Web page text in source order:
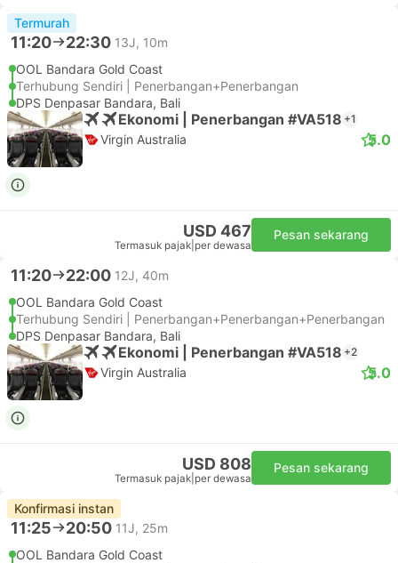
Termurah
11:20 22:30 13J, 10m
OOL Bandara Gold Coast
Terhubung Sendiri | Penerbangan+Penerbangan
DPS Denpasar Bandara, Bali
Ekonomi | Penerbangan #VA518 +1
Virgin Australia 5.0
USD 467
Termasuk pajak per dewasa
Pesan sekarang
11:20 22:00 12J, 40m
OOL Bandara Gold Coast
Terhubung Sendiri | Penerbangan+Penerbangan+Penerbangan
DPS Denpasar Bandara, Bali
Ekonomi | Penerbangan #VA518 +2
Virgin Australia 5.0
USD 808
Termasuk pajak per dewasa
Pesan sekarang
Konfirmasi instan
11:25 20:50 11J, 25m
OOL Bandara Gold Coast